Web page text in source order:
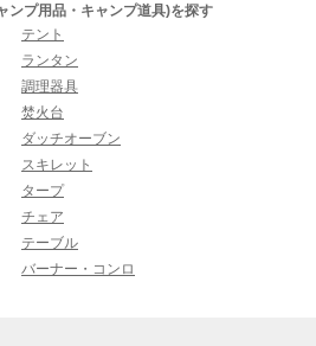
ンプ用品・キャンプ道具)を探す
テント
ランタン
調理器具
焚火台
ダッチオーブン
スキレット
タープ
チェア
テーブル
バーナー・コンロ